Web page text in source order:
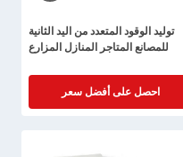
توليد الوقود المتعدد من اليد الثانية
للمصانع المتاجر المنازل المزارع
احصل على أفضل سعر